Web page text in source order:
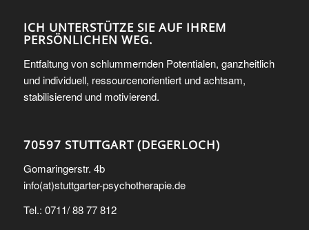
ICH UNTERSTÜTZE SIE AUF IHREM
PERSÖNLICHEN WEG.
Entfaltung von schlummernden Potentialen, ganzheitlich
und individuell, ressourcenorientiert und achtsam,
stabilisierend und motivierend.
70597 STUTTGART (DEGERLOCH)
Gomaringerstr. 4b
info(at)stuttgarter-psychotherapie.de
Tel.: 0711/ 88 77 812